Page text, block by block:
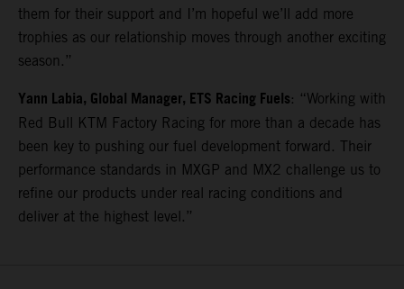
them for their support and I’m hopeful we’ll add more
trophies as our relationship moves through another exciting
season.”
Yann Labia, Global Manager, ETS Racing Fuels: “Working with
Red Bull KTM Factory Racing for more than a decade has
been key to pushing our fuel development forward. Their
performance standards in MXGP and MX2 challenge us to
refine our products under real racing conditions and
deliver at the highest level.”